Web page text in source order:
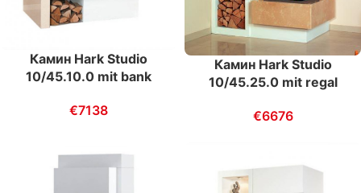
Камин Hark Studio
10/45.10.0 mit bank
€7138
Камин Hark Studio
10/45.25.0 mit regal
€6676